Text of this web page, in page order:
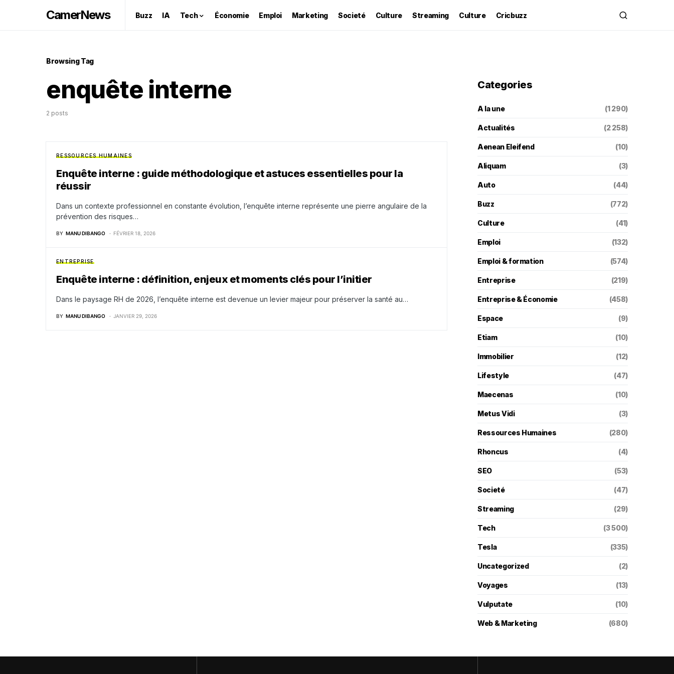
CamerNews Buzz IA Tech Économie Emploi Marketing Societé Culture Streaming Culture Cricbuzz
Browsing Tag
enquête interne
2 posts
RESSOURCES HUMAINES
Enquête interne : guide méthodologique et astuces essentielles pour la
réussir
Dans un contexte professionnel en constante évolution, l’enquête interne représente une pierre angulaire de la
prévention des risques…
BY MANU DIBANGO FÉVRIER 18, 2026
ENTREPRISE
Enquête interne : définition, enjeux et moments clés pour l’initier
Dans le paysage RH de 2026, l’enquête interne est devenue un levier majeur pour préserver la santé au…
BY MANU DIBANGO JANVIER 29, 2026
Categories
A la une (1 290)
Actualités (2 258)
Aenean Eleifend (10)
Aliquam (3)
Auto (44)
Buzz (772)
Culture (41)
Emploi (132)
Emploi & formation (574)
Entreprise (219)
Entreprise & Économie (458)
Espace (9)
Etiam (10)
Immobilier (12)
Lifestyle (47)
Maecenas (10)
Metus Vidi (3)
Ressources Humaines (280)
Rhoncus (4)
SEO (53)
Societé (47)
Streaming (29)
Tech (3 500)
Tesla (335)
Uncategorized (2)
Voyages (13)
Vulputate (10)
Web & Marketing (680)